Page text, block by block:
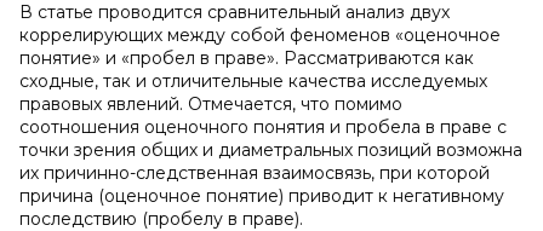
В статье проводится сравнительный анализ двух
коррелирующих между собой феноменов «оценочное
понятие» и «пробел в праве». Рассматриваются как
сходные, так и отличительные качества исследуемых
правовых явлений. Отмечается, что помимо
соотношения оценочного понятия и пробела в праве с
точки зрения общих и диаметральных позиций возможна
их причинно-следственная взаимосвязь, при которой
причина (оценочное понятие) приводит к негативному
последствию (пробелу в праве).